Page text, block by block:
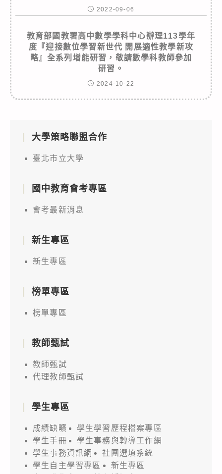
2022-09-06
教育部國教署高中數學學科中心辦理113學年
度『迎接數位學習新世代 開展適性教學新攻
略』全系列增能研習，敬請數學科教師參加
研習。
2024-10-22
大學策略聯盟合作
臺北市立大學
國中教育會考專區
會考最新消息
新生專區
新生專區
榜單專區
榜單專區
教師甄試
教師甄試
代理教師甄試
學生專區
成績缺曠
學生學習歷程檔案專區
學生手冊
學生事務與轉導工作網
學生事務資訊網
社團選填系統
學生自主學習專區
新生專區